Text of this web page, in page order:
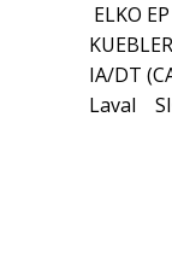
ELKO EP
KUEBLER
IA/DT
Laval